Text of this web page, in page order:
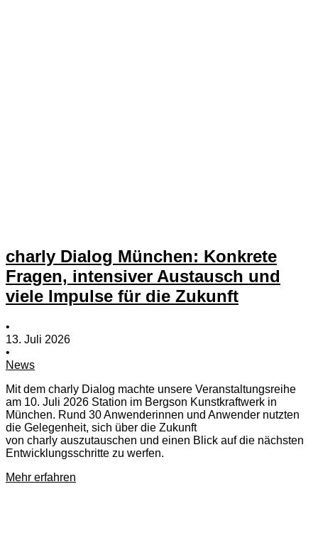
charly Dialog München: Konkrete
Fragen, intensiver Austausch und
viele Impulse für die Zukunft
•
13. Juli 2026
•
News
Mit dem charly Dialog machte unsere Veranstaltungsreihe
am 10. Juli 2026 Station im Bergson Kunstkraftwerk in
München. Rund 30 Anwenderinnen und Anwender nutzten
die Gelegenheit, sich über die Zukunft
von charly auszutauschen und einen Blick auf die nächsten
Entwicklungsschritte zu werfen.
Mehr erfahren